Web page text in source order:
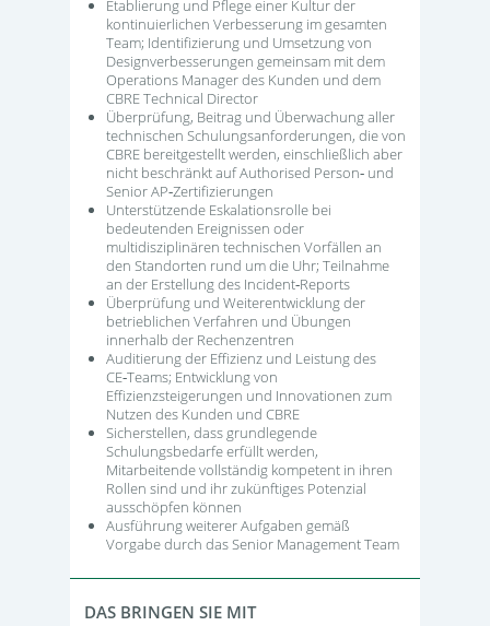
Etablierung und Pflege einer Kultur der
kontinuierlichen Verbesserung im gesamten
Team; Identifizierung und Umsetzung von
Designverbesserungen gemeinsam mit dem
Operations Manager des Kunden und dem
CBRE Technical Director
Überprüfung, Beitrag und Überwachung aller
technischen Schulungsanforderungen, die von
CBRE bereitgestellt werden, einschließlich aber
nicht beschränkt auf Authorised Person‑ und
Senior AP‑Zertifizierungen
Unterstützende Eskalationsrolle bei
bedeutenden Ereignissen oder
multidisziplinären technischen Vorfällen an
den Standorten rund um die Uhr; Teilnahme
an der Erstellung des Incident‑Reports
Überprüfung und Weiterentwicklung der
betrieblichen Verfahren und Übungen
innerhalb der Rechenzentren
Auditierung der Effizienz und Leistung des
CE‑Teams; Entwicklung von
Effizienzsteigerungen und Innovationen zum
Nutzen des Kunden und CBRE
Sicherstellen, dass grundlegende
Schulungsbedarfe erfüllt werden,
Mitarbeitende vollständig kompetent in ihren
Rollen sind und ihr zukünftiges Potenzial
ausschöpfen können
Ausführung weiterer Aufgaben gemäß
Vorgabe durch das Senior Management Team
DAS BRINGEN SIE MIT